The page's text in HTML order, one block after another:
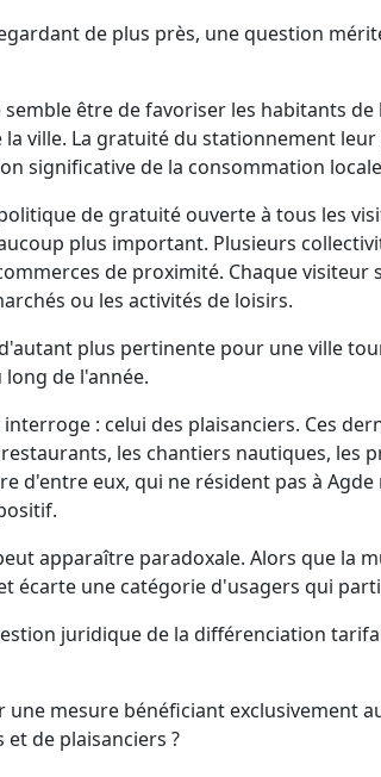
de plus près, une question
être de favoriser les habitants
la ville. La gratuité du stationnement
significative de la consommation
de gratuité ouverte à tous les
plus important. Plusieurs
de proximité. Chaque
ou les activités de loisirs.
plus pertinente pour une ville
de l'année.
: celui des plaisanciers. Ces
les chantiers nautiques,
d'entre eux, qui ne résident pas à
apparaître paradoxale. Alors que la
écarte une catégorie d'usagers qui
juridique de la différenciation
une mesure bénéficiant exclusivement
de plaisanciers ?